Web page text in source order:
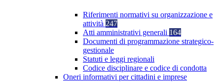
Riferimenti normativi su organizzazione e
attività 247
Atti amministrativi generali 164
Documenti di programmazione strategico-
gestionale
Statuti e leggi regionali
Codice disciplinare e codice di condotta
Oneri informativi per cittadini e imprese